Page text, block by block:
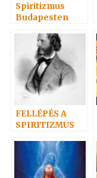
Spiritizmus
Budapesten
FELLÉPÉS A
SPIRITIZMUS